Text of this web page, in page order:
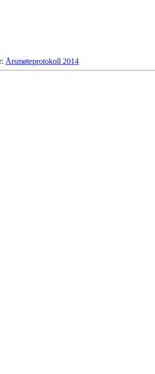
Årsmøteprotokoll 2014